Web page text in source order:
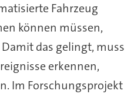
Fahrzeug
können müssen,
das gelingt, muss
erkennen,
Im Forschungsprojekt